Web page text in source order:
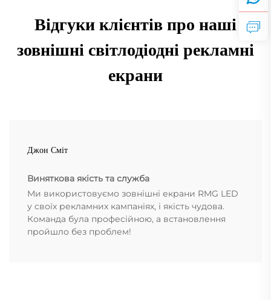
Відгуки клієнтів про наші
зовнішні світлодіодні рекламні
екрани
Джон Сміт
Виняткова якість та служба
Ми використовуємо зовнішні екрани RMG LED
у своїх рекламних кампаніях, і якість чудова.
Команда була професійною, а встановлення
пройшло без проблем!